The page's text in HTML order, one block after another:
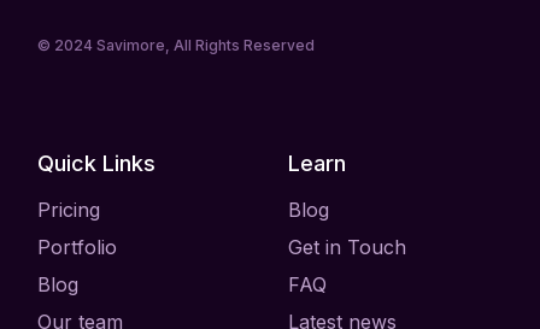
© 2024Savimore , All Rights Reserved
Quick Links
Pricing
Portfolio
Blog
Our team
Learn
Blog
Get in Touch
FAQ
Latest news